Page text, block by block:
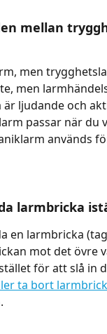
mellan
men
men
är ljudande och
passar när du
används
larmbricka
en larmbricka
mot det övre
för att slå in
ta bort